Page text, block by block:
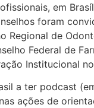
em
foram
Regional de
Federal de
Institucional
a ter podcast
ações de